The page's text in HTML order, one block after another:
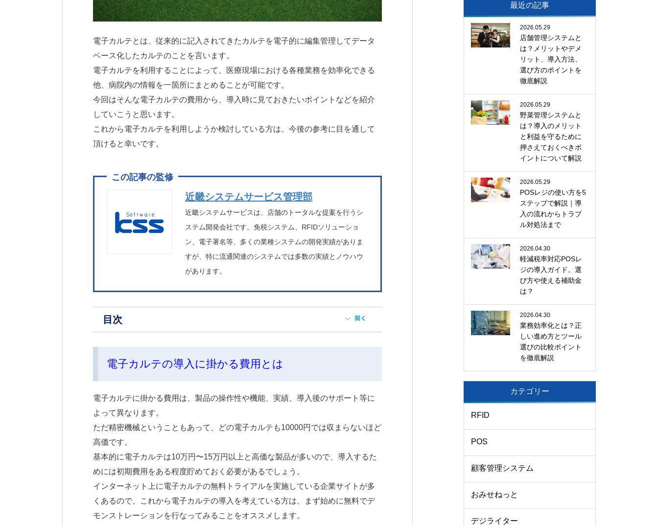
電子カルテとは、従来的に記入されてきたカルテを電子的に編集管理してデータ
ベース化したカルテのことを言います。
電子カルテを利用することによって、医療現場における各種業務を効率化できる
他、病院内の情報を一箇所にまとめることが可能です。
今回はそんな電子カルテの費用から、導入時に見ておきたいポイントなどを紹介
していこうと思います。
これから電子カルテを利用しようか検討している方は、今後の参考に目を通して
頂けると幸いです。
近畿システムサービス管理部
近畿システムサービスは、店舗のトータルな提案を行うシ
ステム開発会社です。免税システム、RFIDソリューショ
ン、電子署名等、多くの業種システムの開発実績がありま
すが、特に流通関連のシステムでは多数の実績とノウハウ
があります。
目次
電子カルテの導入に掛かる費用とは
電子カルテに掛かる費用は、製品の操作性や機能、実績、導入後のサポート等に
よって異なります。
ただ精密機械ということもあって、どの電子カルテも10000円では収まらないほど
高価です。
基本的に電子カルテは10万円〜15万円以上と高価な製品が多いので、導入するた
めには初期費用をある程度貯めておく必要があるでしょう。
インターネット上に電子カルテの無料トライアルを実施している企業サイトが多
くあるので、これから電子カルテの導入を考えている方は、まず始めに無料でデ
モンストレーションを行なってみることをオススメします。
最近の記事
2026.05.29
店舗管理システムと
は？メリットやデメ
リット、導入方法、
選び方のポイントを
徹底解説
2026.05.29
野菜管理システムと
は？導入のメリット
と利益を守るために
押さえておくべきポ
イントについて解説
2026.05.29
POSレジの使い方を5
ステップで解説｜導
入の流れからトラブ
ル対処法まで
2026.04.30
軽減税率対応POSレ
ジの導入ガイド。選
び方や使える補助金
は？
2026.04.30
業務効率化とは？正
しい進め方とツール
選びの比較ポイント
を徹底解説
カテゴリー
RFID
POS
顧客管理システム
おみせねっと
デジライター